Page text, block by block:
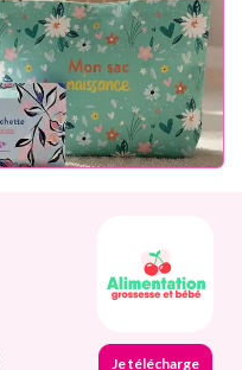
Je télécharge